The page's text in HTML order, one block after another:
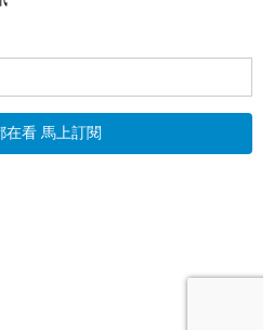
續增兵。多個戰鬥機中隊和數千名
戰隊遠征部隊將在本周進入戰區，
空降師的指揮單位已接到命令，將
話，你認為美國對伊朗的打擊，會